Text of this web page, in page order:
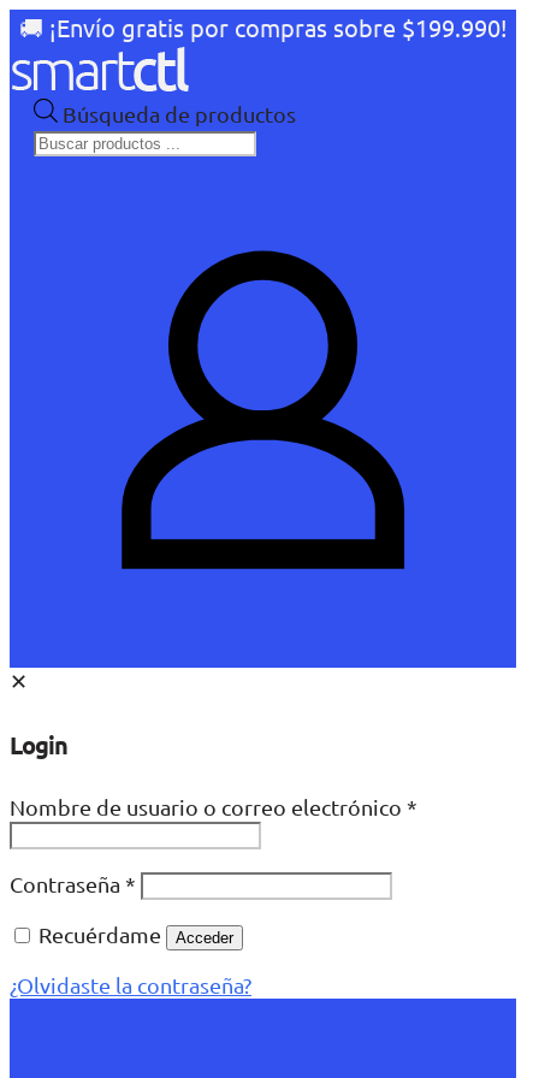
🚚 ¡Envío gratis por compras sobre $199.990!
Búsqueda de productos
✕
Login
Nombre de usuario o correo electrónico *
Contraseña *
Recuérdame
Acceder
¿Olvidaste la contraseña?